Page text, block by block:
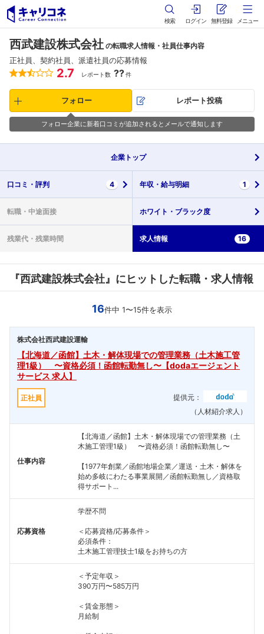
検索 ログイン 無料登録 メニュー
西武建設株式会社 の転職求人情報・社員仕事内容
正社員、契約社員、派遣社員の応募情報
2.7 レポート数 ??件
フォロー レポート投稿
フォロー企業に新着口コミが追加されるとメールで通知します
企業 トップ
口コミ・ 評判 4 年収・ 給与明細 1
転職・ 中途面接 ホワイト・ ブラック度
残業代・ 残業時間 求人情報 16
『西武建設株式会社』にヒットした転職・求人情報
16件中 1〜15件を表示
株式会社西武建設運輸
【北海道／函館】土木・解体現場での管理業務（土木施工管
理1級） 〜資格必須！函館転勤無し〜【dodaエージェント
サービス 求人】
正社員
提供元：
（人材紹介求人）
仕事内容
【北海道／函館】土木・解体現場での管理業務（土
木施工管理1級） 〜資格必須！函館転勤無し〜
【1977年創業／函館地場企業／運送・土木・解体を
始め多岐にわたる事業展開／函館転勤無し／資格取
得サポート...
応募資格
学歴不問
＜応募資格/応募条件＞
必須条件：
土木施工管理技士1級をお持ちの方
＜予定年収＞
390万円〜585万円
＜賃金形態＞
月給制